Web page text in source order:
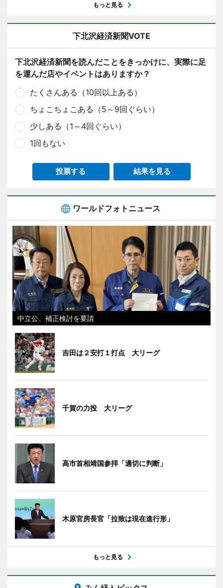
もっと見る
下北沢経済新聞VOTE
下北沢経済新聞を読んだことをきっかけに、実際に足
を運んだ店やイベントはありますか？
たくさんある（10回以上ある）
ちょこちょこある（5～9回ぐらい）
少しある（1～4回ぐらい）
1回もない
投票する 結果を見る
ワールドフォトニュース
中立公、補正検討を要請
吉田は２安打１打点 大リーグ
千賀の力投 大リーグ
高市首相靖国参拝「適切に判断」
木原官房長官「拉致は現在進行形」
もっと見る